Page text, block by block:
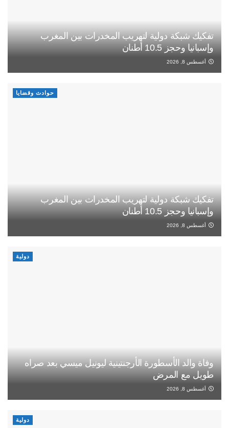
تفكيك شبكة دولية لتهريب المخدرات بين المغرب
وإسبانيا وحجز 10.5 أطنان
أغسطس 8, 2026
حوادث وقضايا
تفكيك شبكة دولية لتهريب المخدرات بين المغرب
وإسبانيا وحجز 10.5 أطنان
أغسطس 8, 2026
دولية
وفاة والد الأسطورة الأرجنتينية ليونيل ميسي بعد صراه
طويل مع المرض
أغسطس 8, 2026
دولية